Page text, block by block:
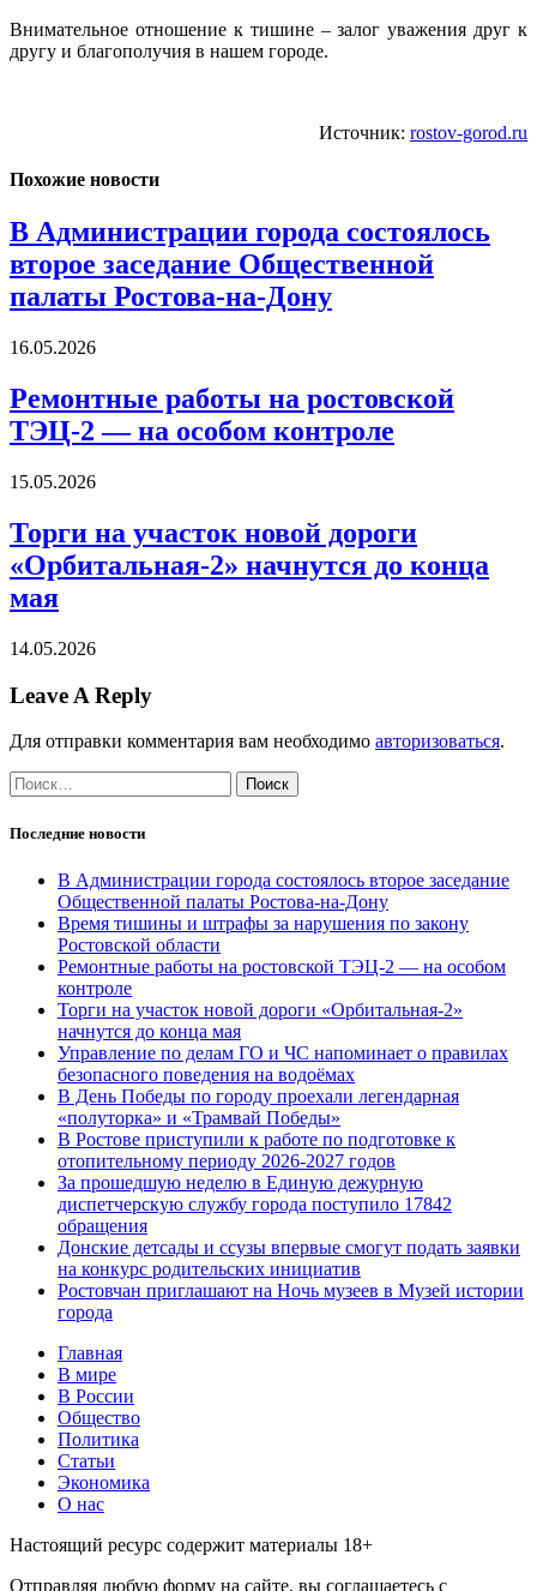
Внимательное отношение к тишине – залог уважения друг к
другу и благополучия в нашем городе.
Источник: rostov-gorod.ru
Похожие новости
В Администрации города состоялось
второе заседание Общественной
палаты Ростова-на-Дону
16.05.2026
Ремонтные работы на ростовской
ТЭЦ-2 — на особом контроле
15.05.2026
Торги на участок новой дороги
«Орбитальная-2» начнутся до конца
мая
14.05.2026
Leave A Reply
Для отправки комментария вам необходимо авторизоваться.
Найти:
Последние новости
В Администрации города состоялось второе заседание
Общественной палаты Ростова-на-Дону
Время тишины и штрафы за нарушения по закону
Ростовской области
Ремонтные работы на ростовской ТЭЦ-2 — на особом
контроле
Торги на участок новой дороги «Орбитальная-2»
начнутся до конца мая
Управление по делам ГО и ЧС напоминает о правилах
безопасного поведения на водоёмах
В День Победы по городу проехали легендарная
«полуторка» и «Трамвай Победы»
В Ростове приступили к работе по подготовке к
отопительному периоду 2026-2027 годов
За прошедшую неделю в Единую дежурную
диспетчерскую службу города поступило 17842
обращения
Донские детсады и ссузы впервые смогут подать заявки
на конкурс родительских инициатив
Ростовчан приглашают на Ночь музеев в Музей истории
города
Главная
В мире
В России
Общество
Политика
Статьи
Экономика
О нас
Настоящий ресурс содержит материалы 18+
Отправляя любую форму на сайте, вы соглашаетесь с